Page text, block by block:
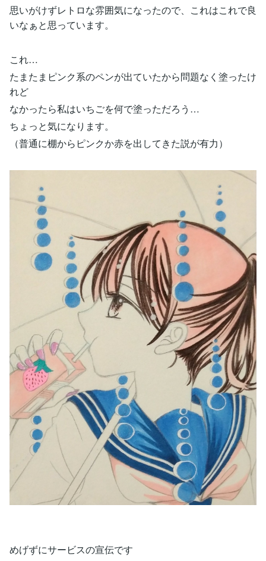
思いがけずレトロな雰囲気になったので、これはこれで良
いなぁと思っています。
これ…
たまたまピンク系のペンが出ていたから問題なく塗ったけ
れど
なかったら私はいちごを何で塗っただろう…
ちょっと気になります。
（普通に棚からピンクか赤を出してきた説が有力）
めげずにサービスの宣伝です